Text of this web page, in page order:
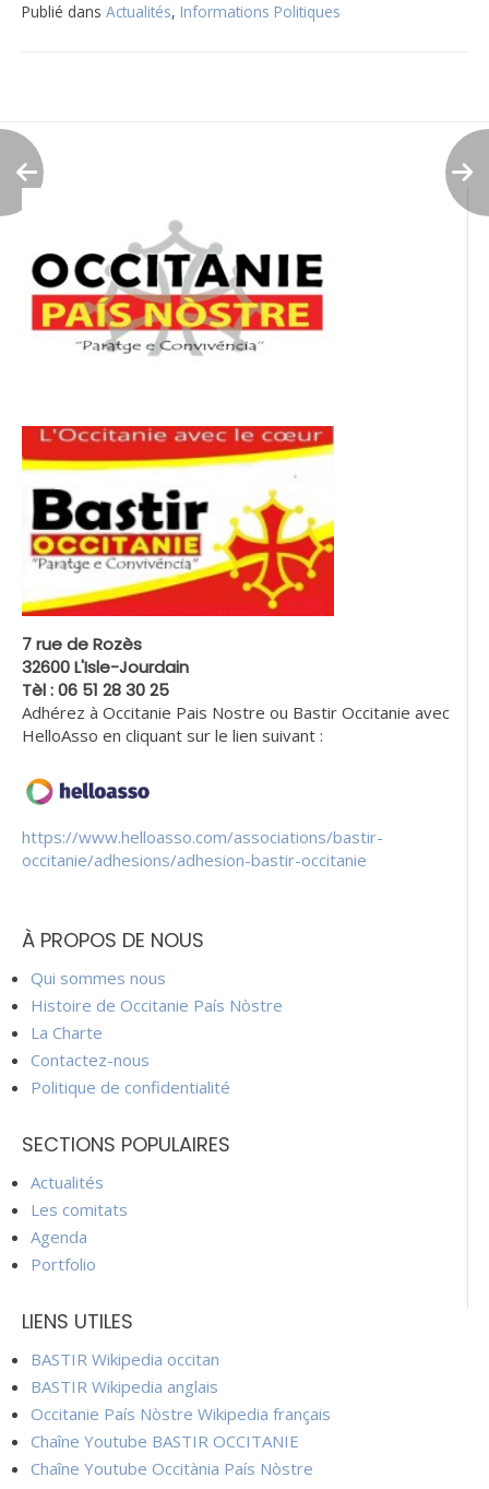
Publié dans Actualités, Informations Politiques
l’article
7 rue de Rozès
32600 L'Isle-Jourdain
Tèl : 06 51 28 30 25
Adhérez à Occitanie Pais Nostre ou Bastir Occitanie avec
HelloAsso en cliquant sur le lien suivant :
https://www.helloasso.com/associations/bastir-
occitanie/adhesions/adhesion-bastir-occitanie
À PROPOS DE NOUS
Qui sommes nous
Histoire de Occitanie País Nòstre
La Charte
Contactez-nous
Politique de confidentialité
SECTIONS POPULAIRES
Actualités
Les comitats
Agenda
Portfolio
LIENS UTILES
BASTIR Wikipedia occitan
BASTIR Wikipedia anglais
Occitanie País Nòstre Wikipedia français
Chaîne Youtube BASTIR OCCITANIE
Chaîne Youtube Occitània País Nòstre